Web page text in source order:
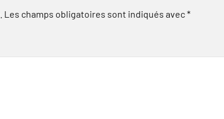
Les champs obligatoires sont indiqués avec*